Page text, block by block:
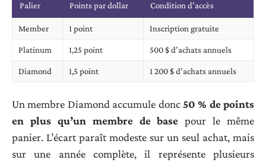
Palier Points par dollar Condition d’accès
Member 1 point Inscription gratuite
Platinum 1,25 point 500 $ d’achats annuels
Diamond 1,5 point 1 200 $ d’achats annuels
Un membre Diamond accumule donc50 % de points
en plus qu’un membre de base pour le même
panier. L’écart paraît modeste sur un seul achat, mais
sur une année complète, il représente plusieurs